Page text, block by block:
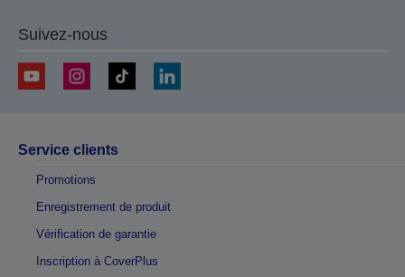
Suivez-nous
Service clients
Promotions
Enregistrement de produit
Vérification de garantie
Inscription à CoverPlus